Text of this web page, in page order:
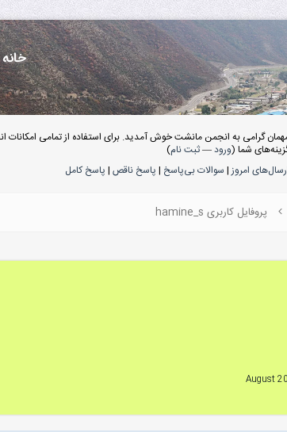
خانه
گرامی به انجمن مانشت خوش آمدید. برای استفاده از تمامی امکانات
شما (ورود—ثبت نام)
امروز| سوالات بی‌پاسخ | پاسخ ناقص | پاسخ کامل
پروفایل کاربری hamine_s